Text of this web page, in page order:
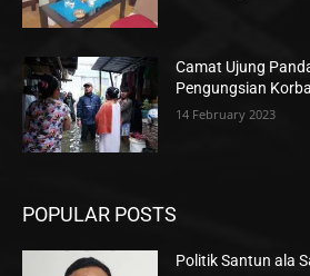
Camat Ujung
Pengungsian
14 February 2023
POPULAR POSTS
Politik Santun ala